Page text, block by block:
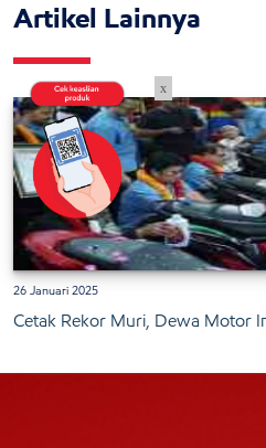
Artikel Lainnya
26 Januari 2025
Cetak Rekor Muri, Dewa Motor
x